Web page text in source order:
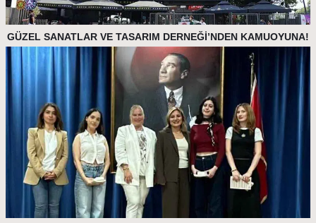
GÜZEL SANATLAR VE TASARIM DERNEĞİ’NDEN KAMUOYUNA!